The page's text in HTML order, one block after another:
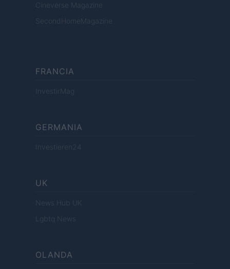
Cineverse Magazine
SecondHomeMagazine
FRANCIA
InvestirMag
GERMANIA
Investieren24
UK
News Hub UK
Lgbtq News
OLANDA